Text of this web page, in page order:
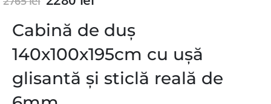
Cabină de duș
140x100x195cm cu ușă
glisantă și sticlă reală de